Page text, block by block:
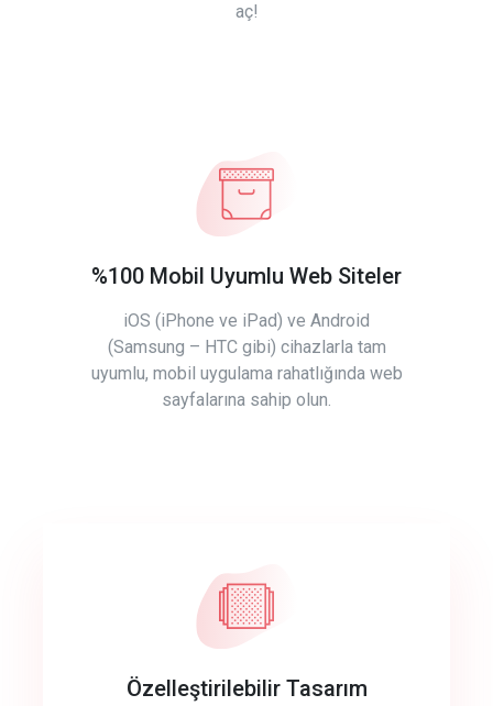
aç!
%100 Mobil Uyumlu Web Siteler
iOS (iPhone ve iPad) ve Android
(Samsung – HTC gibi) cihazlarla tam
uyumlu, mobil uygulama rahatlığında web
sayfalarına sahip olun.
Özelleştirilebilir Tasarım